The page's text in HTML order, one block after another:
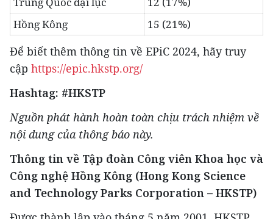
Hồng Kông
15 (21%)
Để biết thêm thông tin về EPiC 2024, hãy truy
cập https://epic.hkstp.org/
Hashtag: #HKSTP
Nguồn phát hành hoàn toàn chịu trách nhiệm về
nội dung của thông báo này.
Thông tin về Tập đoàn Công viên Khoa học và
Công nghệ Hồng Kông (Hong Kong Science
and Technology Parks Corporation – HKSTP)